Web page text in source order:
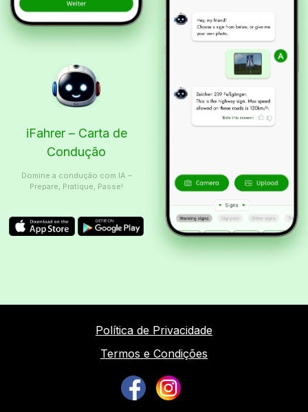
iFahrer – Carta de
Condução
Domine a condução com IA –
Prepare, Pratique, Passe!
Política de Privacidade
Termos e Condições